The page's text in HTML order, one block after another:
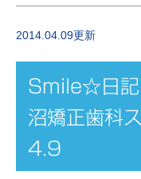
2014.04.09更新
Smile☆日記
沼矯正歯科
4.9